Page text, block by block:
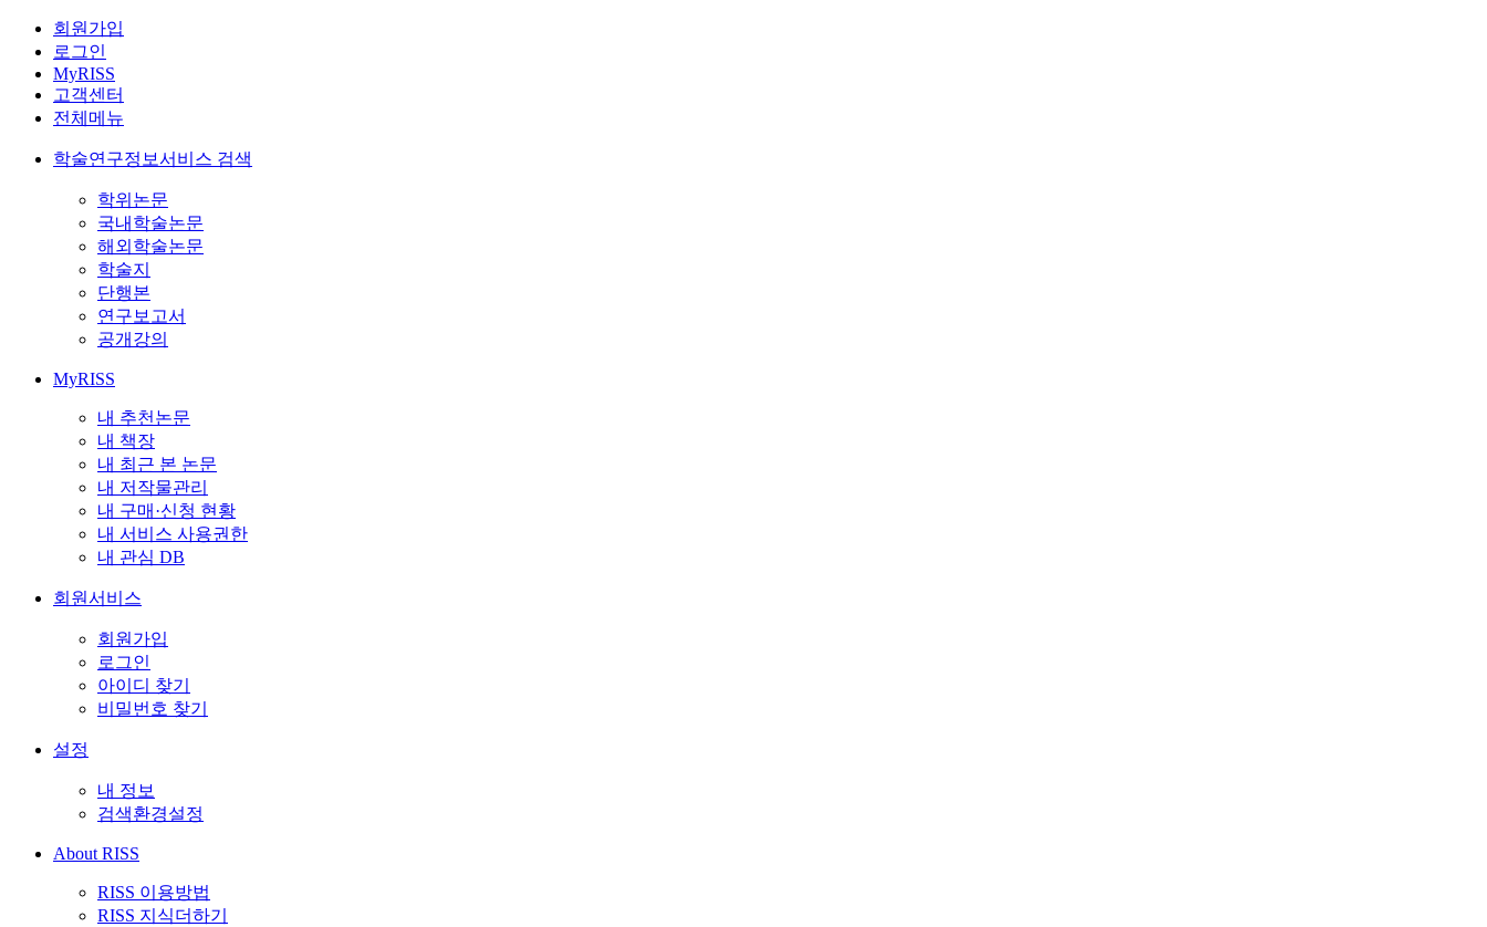
회원가입
로그인
MyRISS
고객센터
전체메뉴
학술연구정보서비스 검색
학위논문
국내학술논문
해외학술논문
학술지
단행본
연구보고서
공개강의
MyRISS
내 추천논문
내 책장
내 최근 본 논문
내 저작물관리
내 구매·신청 현황
내 서비스 사용권한
내 관심 DB
회원서비스
회원가입
로그인
아이디 찾기
비밀번호 찾기
설정
내 정보
검색환경설정
About RISS
RISS 이용방법
RISS 지식더하기